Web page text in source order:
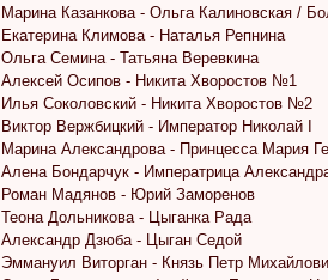
Марина Казанкова - Ольга Калиновская /
Екатерина Климова - Наталья Репнина
Ольга Семина - Татьяна Веревкина
Алексей Осипов - Никита Хворостов №1
Илья Соколовский - Никита Хворостов №2
Виктор Вержбицкий - Император Николай I
Марина Александрова - Принцесса Мария
Алена Бондарчук - Императрица
Роман Мадянов - Юрий Заморенов
Теона Дольникова - Цыганка Рада
Александр Дзюба - Цыган Седой
Эммануил Виторган - Князь Петр